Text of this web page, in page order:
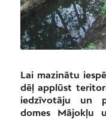
Lai mazinātu
dēļ applūst
iedzīvotāju un
domes Mājokļu